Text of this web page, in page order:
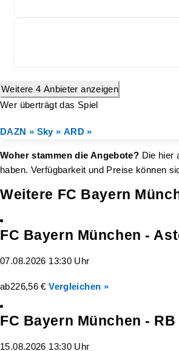
Weitere 4 Anbieter anzeigen
Wer überträgt das Spiel
DAZN » Sky » ARD »
Woher stammen die Angebote? Die hier
haben. Verfügbarkeit und Preise können
Weitere FC Bayern
FC Bayern München -
07.08.2026 13:30 Uhr
ab226,56 €Vergleichen »
FC Bayern München -
15.08.2026 13:30 Uhr